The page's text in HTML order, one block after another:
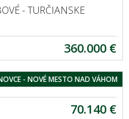
- TURČIANSKE
360.000 €
- NOVÉ MESTO NAD VÁHOM
EXKLUZÍVNE
70.140 €
EXKLUZÍVNE